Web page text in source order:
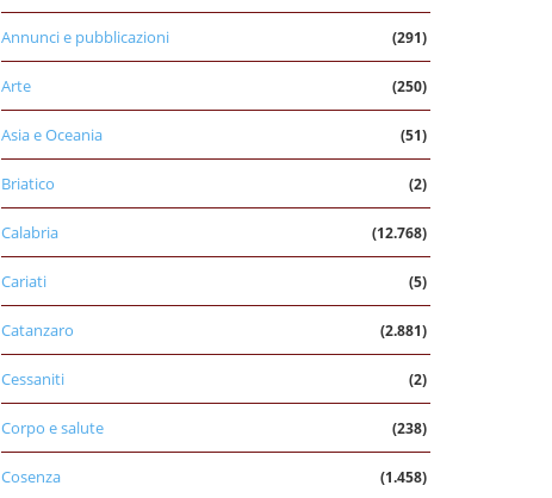
Annunci e pubblicazioni (291)
Arte (250)
Asia e Oceania (51)
Briatico (2)
Calabria (12.768)
Cariati (5)
Catanzaro (2.881)
Cessaniti (2)
Corpo e salute (238)
Cosenza (1.458)